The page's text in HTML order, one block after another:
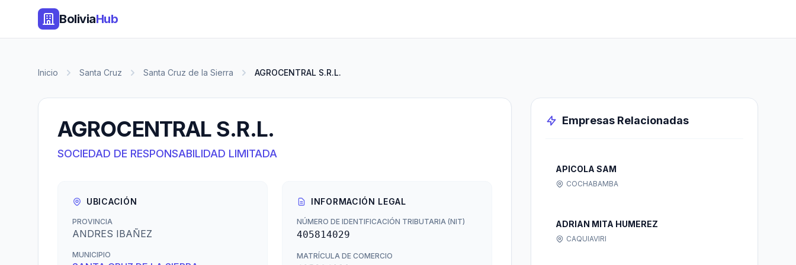
BoliviaHub
Inicio Santa Cruz Santa Cruz de la Sierra AGROCENTRAL S.R.L.
AGROCENTRAL S.R.L.
SOCIEDAD DE RESPONSABILIDAD LIMITADA
UBICACIÓN
PROVINCIA
ANDRES IBAÑEZ
MUNICIPIO
INFORMACIÓN LEGAL
NÚMERO DE IDENTIFICACIÓN TRIBUTARIA (NIT)
405814029
MATRÍCULA DE COMERCIO
Empresas Relacionadas
APICOLA SAM
COCHABAMBA
ADRIAN MITA HUMEREZ
CAQUIAVIRI